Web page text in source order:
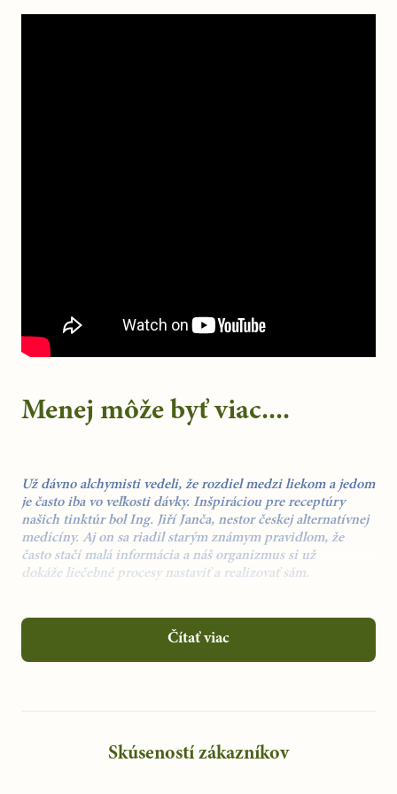
Menej môže byť viac....
Už dávno alchymisti vedeli, že rozdiel medzi liekom a jedom
je často iba vo veľkosti dávky. Inšpiráciou pre receptúry
našich tinktúr bol Ing. Jiří Janča, nestor českej alternatívnej
medicíny. Aj on sa riadil starým známym pravidlom, že
často stačí malá informácia a náš organizmus si už
dokáže liečebné procesy nastaviť a realizovať sám.
Tinktúry z bylín sú vyrábané podľa jeho
zbierané v presne danú dennú či večernú hodinu, kedy
Čítať viac
Skúseností zákazníkov